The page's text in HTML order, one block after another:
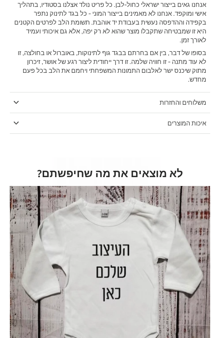
אנחנו גאים בייצור ישראלי כחול-לבן. כל פריט נולד אצלנו בסטודיו, בתהליך
אישי ומוקפד. אנחנו לא מאמינים בייצור המוני - כל בגד לתינוק נתפר
בקפידה וההדפסה נעשית בעבודת יד אוהבת. תשומת הלב לפרטים הקטנים
היא זו שמבטיחה שתקבלו מוצר שהוא לא רק יפה, אלא גם איכותי ועמיד
לאורך זמן.
בסופו של דבר, בין אם בחרתם בבגד גוף לתינוקות, באוברול או בחולצה, זו
לא עוד מתנה - זו חוויה שלמה. זו דרך ייחודית ליצור רגע של אושר, זיכרון
מתוק שיכנס ישר לאלבום התמונות המשפחתי ויחמם את הלב בכל פעם
מחדש.
משלוחים והחזרות
איכות המוצרים
לא מוצאים את מה שחיפשתם?